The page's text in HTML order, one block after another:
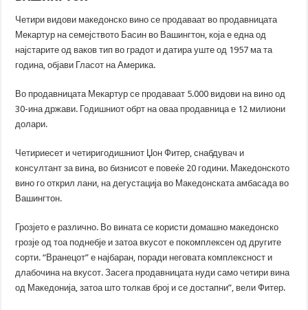
Четири видови македонско вино се продаваат во продавницата
Мекартур на семејството Басин во Вашингтон, која е една од
најстарите од ваков тип во градот и датира уште од 1957 ма та
година, објави Гласот на Америка.
Во продавницата Мекартур се продаваат 5.000 видови на вино од
30-ина држави. Годишниот обрт на оваа продавница е 12 милиони
долари.
Четириесет и четиригодишниот Џон Фитер, снабдувач и
консултант за вина, во бизнисот е повеќе 20 години. Македонското
вино го открил лани, на дегустација во Македонската амбасада во
Вашингтон.
Грозјето е различно. Во вината се користи домашно македонско
грозје од тоа поднебје и затоа вкусот е покомплексен од другите
сорти. “Вранецот” е најбаран, поради неговата комплексност и
длабочина на вкусот. Засега продавницата нуди само четири вина
од Македонија, затоа што толкав број и се достапни”, вели Фитер.